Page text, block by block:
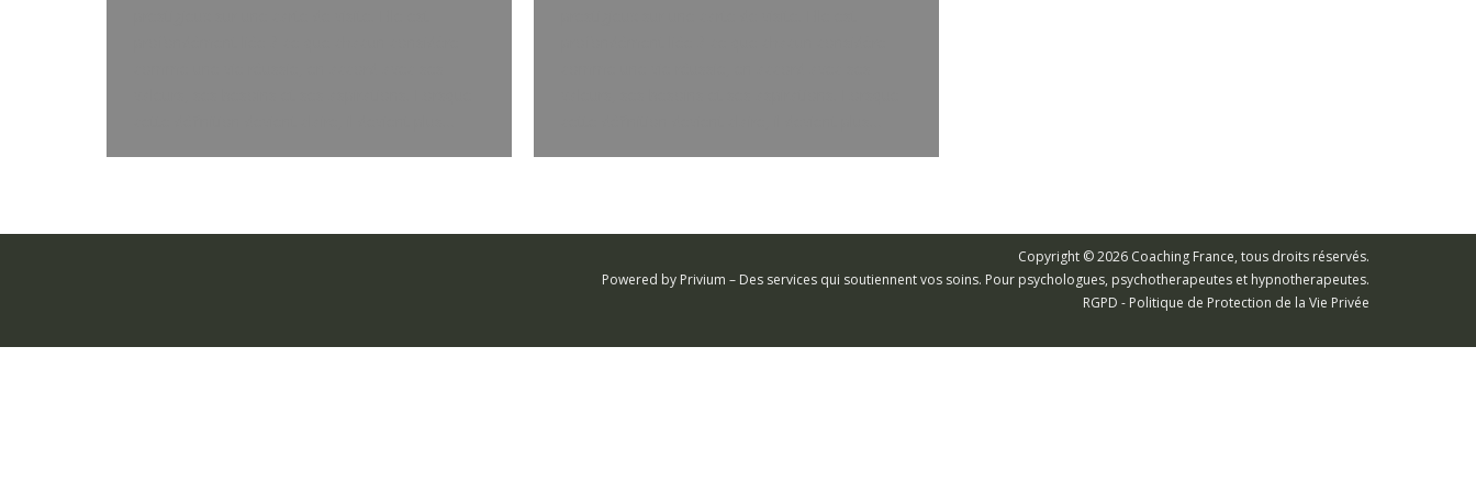
Copyright © 2026 Coaching France, tous droits réservés.
Powered by Privium – Des services qui soutiennent vos soins. Pour psychologues, psychotherapeutes et hypnotherapeutes.
RGPD - Politique de Protection de la Vie Privée